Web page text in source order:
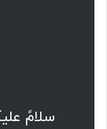
سلامً